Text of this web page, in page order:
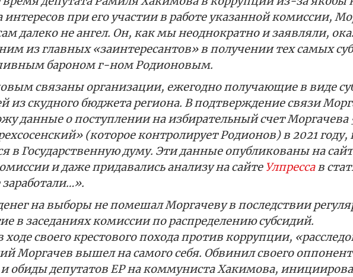
интересов при его участии в работе указанной комиссии,
далеко не ангел. Он, как мы неоднократно и заявляли,
из главных «заинтересантов» в получении тех самых
бароном г-ном Родионовым.
связаны организации, ежегодно получающие в виде
из скудного бюджета региона. В подтверждение связи
данные о поступлении на избирательный счет Моргачева
(которое контролирует Родионов) в 2021 году,
в Государственную думу. Эти данные опубликованы на
и даже придавались анализу на сайте Улпрессав
на выборы не помешал Моргачеву в последствии
в заседаниях комиссии по распределению субсидий.
ходе своего крестового похода против коррупции,
Моргачев вышел на самого себя. Обвинил своего
и обиды депутатов ЕР на коммуниста Хакимова,